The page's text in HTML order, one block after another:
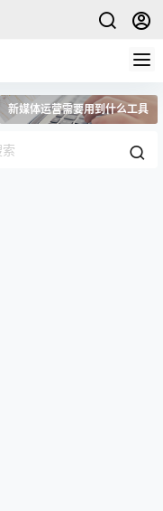
新媒体运营需要用到什么工具